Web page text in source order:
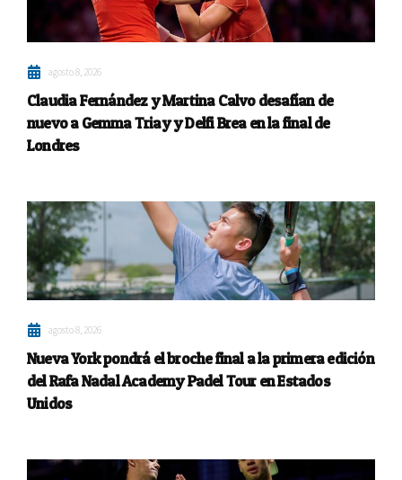
agosto 8, 2026
Claudia Fernández y Martina Calvo desafían de
nuevo a Gemma Triay y Delfi Brea en la final de
Londres
agosto 8, 2026
Nueva York pondrá el broche final a la primera edición
del Rafa Nadal Academy Padel Tour en Estados
Unidos